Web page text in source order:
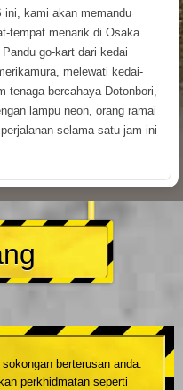
ini, kami akan memandu
tempat menarik di Osaka
go-kart dari kedai
melewati kedai-
tenaga bercahaya Dotonbori,
lampu neon, orang ramai
selama satu jam ini
berterusan anda.
perkhidmatan seperti